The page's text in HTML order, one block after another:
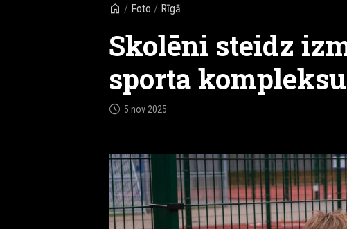
home / Foto / Rīgā
Skolēni steidz
sporta kompleksu
schedule 5.nov 2025